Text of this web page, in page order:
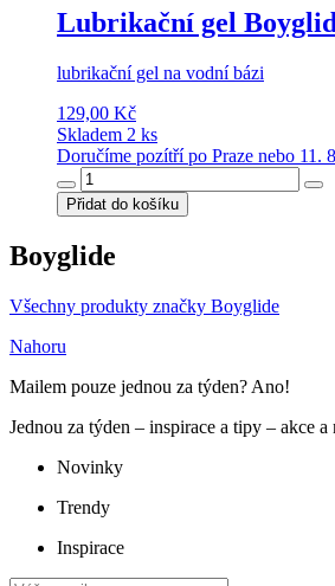
Lubrikační gel
lubrikační gel na vodní bázi
129,00 Kč
Skladem 2 ks
Doručíme pozítří po Praze nebo 11.
Přidat do košíku
Boyglide
Všechny produkty značky Boyglide
Nahoru
Mailem pouze jednou za týden? Ano!
Jednou za týden – inspirace a tipy – akce
Novinky
Trendy
Inspirace